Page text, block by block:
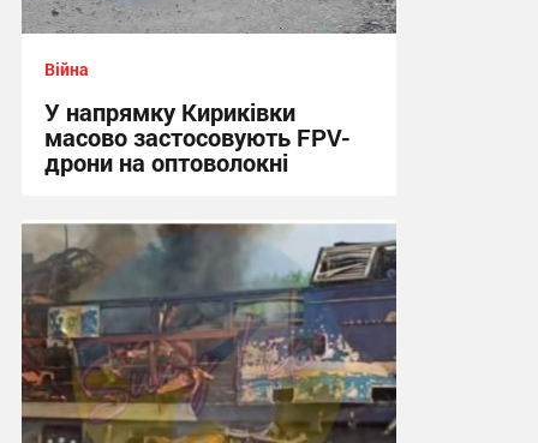
Війна
У напрямку Кириківки
масово застосовують FPV-
дрони на оптоволокні
12:59 сьогодні